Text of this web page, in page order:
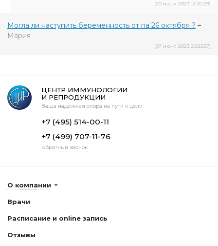
(20 июня 2023 12:20:29)
Могла ли наступить беременность от па 26 октября ? –
Мария
(07 июня 2023 20:23:57)
ЦЕНТР ИММУНОЛОГИИ
И РЕПРОДУКЦИИ
Ваша надежная опора на пути к цели
+7 (495) 514-00-11
+7 (499) 707-11-76
обратный звонок
О компании
Врачи
Расписание и online запись
Отзывы